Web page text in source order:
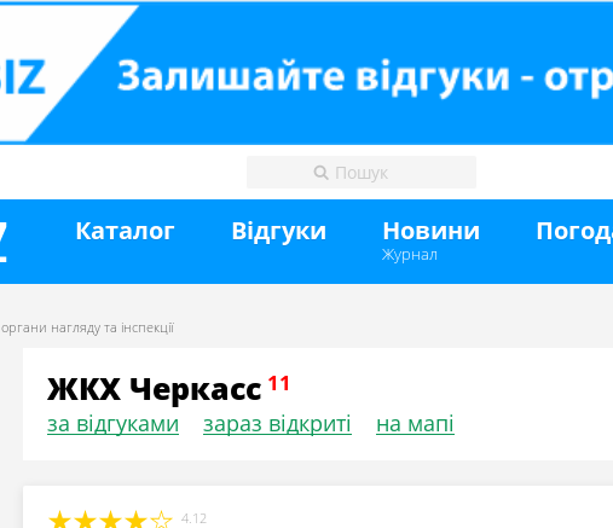
Каталог Відгуки Новини
Журнал
органи нагляду та інспекції
ЖКХ Черкасс
за відгуками зараз відкриті на мапі
4.12